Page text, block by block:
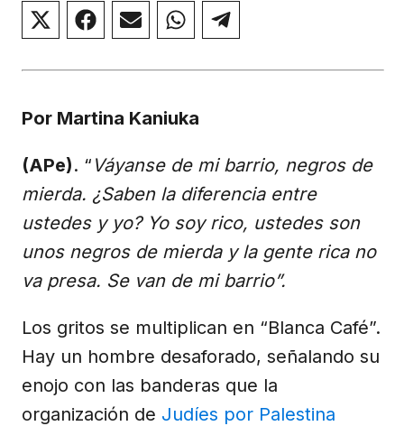
Compartir
en
(Twitter)
Compartir
en
Compartir
en
Compartir
en
Compartir
en
Por Martina Kaniuka
(APe). “ Váyanse de mi barrio, negros de
mierda. ¿Saben la diferencia entre
ustedes y yo? Yo soy rico, ustedes son
unos negros de mierda y la gente rica no
va presa. Se van de mi barrio”.
Los gritos se multiplican en “Blanca Café”.
Hay un hombre desaforado, señalando su
enojo con las banderas que la
organización de Judíes por Palestina